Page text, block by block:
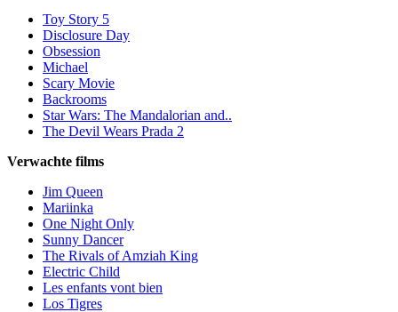
Toy Story 5
Disclosure Day
Obsession
Michael
Scary Movie
Backrooms
Star Wars: The Mandalorian and..
The Devil Wears Prada 2
Verwachte films
Jim Queen
Mariinka
One Night Only
Sunny Dancer
The Rivals of Amziah King
Electric Child
Les enfants vont bien
Los Tigres